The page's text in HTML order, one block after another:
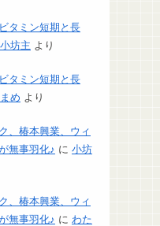
タミン短期と長
小坊主 より
タミン短期と長
まめ より
、椿本興業、ウィ
無事羽化♪ に 小坊
、椿本興業、ウィ
無事羽化♪ に わた